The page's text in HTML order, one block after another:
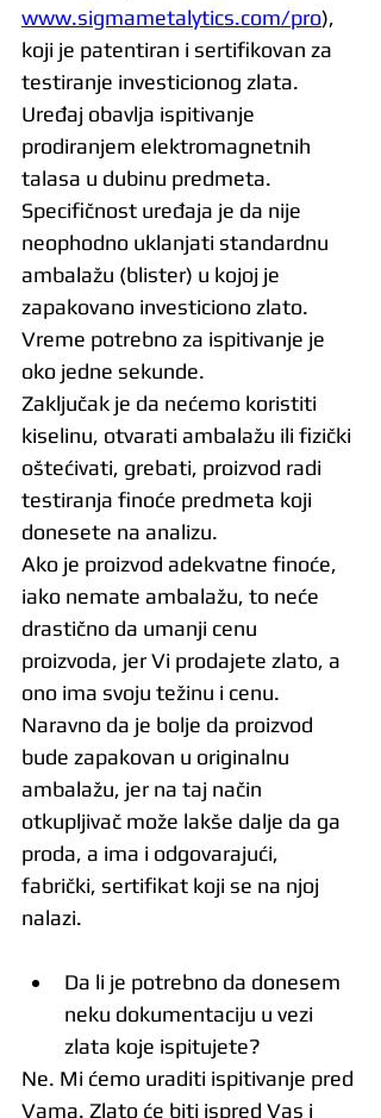
www.sigmametalytics.com/pro),
koji je patentiran i sertifikovan za
testiranje investicionog zlata.
Uređaj obavlja ispitivanje
prodiranjem elektromagnetnih
talasa u dubinu predmeta.
Specifičnost uređaja je da nije
neophodno uklanjati standardnu
ambalažu (blister) u kojoj je
zapakovano investiciono zlato.
Vreme potrebno za ispitivanje je
oko jedne sekunde.
Zaključak je da nećemo koristiti
kiselinu, otvarati ambalažu ili fizički
oštećivati, grebati, proizvod radi
testiranja finoće predmeta koji
donesete na analizu.
Ako je proizvod adekvatne finoće,
iako nemate ambalažu, to neće
drastično da umanji cenu
proizvoda, jer Vi prodajete zlato, a
ono ima svoju težinu i cenu.
Naravno da je bolje da proizvod
bude zapakovan u originalnu
ambalažu, jer na taj način
otkupljivač može lakše dalje da ga
proda, a ima i odgovarajući,
fabrički, sertifikat koji se na njoj
nalazi.
Da li je potrebno da donesem
neku dokumentaciju u vezi
zlata koje ispitujete?
Ne. Mi ćemo uraditi ispitivanje pred
Vama. Zlato će biti ispred Vas i